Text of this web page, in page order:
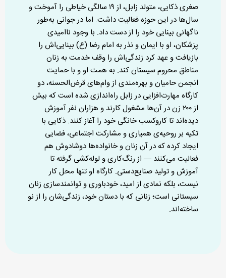
صغری ذکایی، متولد زابل، از ۱۹ سالگی خیاطی را آموخت و
سال‌ها در این حوزه فعالیت داشت. اما در جوانی به‌طور
ناگهانی بینایی خود را از دست داد. با وجود ناامیدی
پزشکان، او با ایمان و نذر به امام رضا (ع) بینایی‌اش را
بازیافت و عهد کرد زندگی‌اش را وقف خدمت به زنان
مناطق محروم سیستان کند. به همت او و با حمایت
انجمن حامیان و بهره‌مندی از وام‌های قرض‌الحسنه، دو
کارگاه مهارت‌افزایی در زابل راه‌اندازی شده است که بیش
از ۲۰۰ زن در آن‌ها مشغول کارند و هزاران نفر آموزش
دیده‌اند تا کاروکسب خانگی خود را آغاز کنند. ذکایی با
تکیه بر روحیه‌ی همیاری و مشارکت اجتماعی، فضایی
ایجاد کرده که در آن زنان و خانواده‌ها دوشادوش هم
فعالیت می‌کنند — از رنگ‌کاری و لوله‌کشی گرفته تا
آموزش و تولید صنایع‌دستی. کارگاه او تنها محل کار
نیست، بلکه نمادی از امید، خودباوری و توانمندسازی زنان
سیستانی است؛ زنانی که با دستان خود، زندگی‌شان را از نو
ساخته‌اند.